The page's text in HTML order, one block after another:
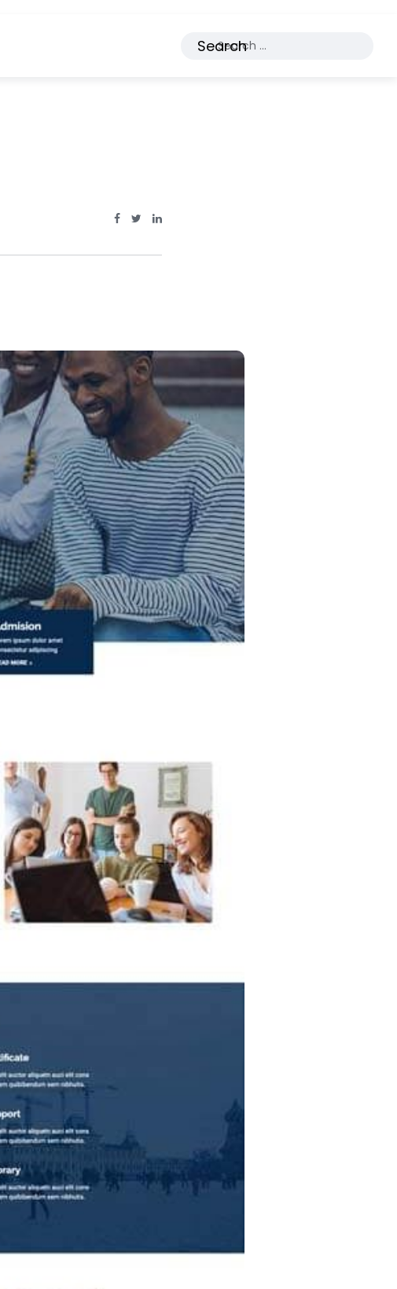
Search
Facebook Page: sourcecode.web.id
Twitter Page: sourcecode.web.id
linkedin Page: sourcecode.web.id